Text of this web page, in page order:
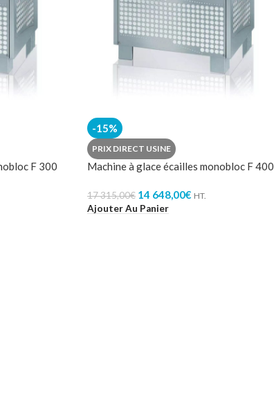
F 300
-15%
PRIX DIRECT USINE
Machine à glace écailles monobloc F 400
17 315,00€ 14 648,00€ HT.
Ajouter Au Panier